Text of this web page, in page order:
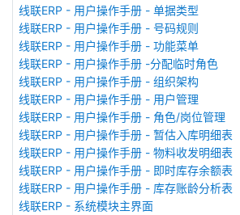
线联ERP - 用户操作手册 - 单据类型
线联ERP - 用户操作手册 - 号码规则
线联ERP - 用户操作手册 - 功能菜单
线联ERP - 用户操作手册 -分配临时角色
线联ERP - 用户操作手册 - 组织架构
线联ERP - 用户操作手册 - 用户管理
线联ERP - 用户操作手册 - 角色/岗位管理
线联ERP - 用户操作手册 - 暂估入库明细表
线联ERP - 用户操作手册 - 物料收发明细表
线联ERP - 用户操作手册 - 即时库存余额表
线联ERP - 用户操作手册 - 库存账龄分析表
线联ERP - 系统模块主界面